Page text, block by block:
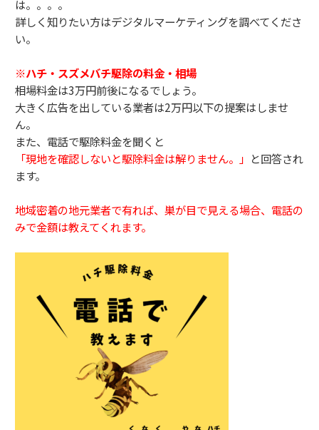
は。。。。
詳しく知りたい方はデジタルマーケティングを調べてくださ
い。
※ハチ・スズメバチ駆除の料金・相場
相場料金は3万円前後になるでしょう。
大きく広告を出している業者は2万円以下の提案はしませ
ん。
また、電話で駆除料金を聞くと
「現地を確認しないと駆除料金は解りません。」 と回答され
ます。
地域密着の地元業者で有れば、巣が目で見える場合、電話の
みで金額は教えてくれます。